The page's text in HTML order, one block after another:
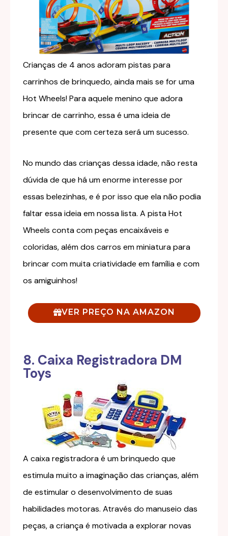
Crianças de 4 anos adoram pistas para
carrinhos de brinquedo, ainda mais se for uma
Hot Wheels! Para aquele menino que adora
brincar de carrinho, essa é uma ideia de
presente que com certeza será um sucesso.
No mundo das crianças dessa idade, não resta
dúvida de que há um enorme interesse por
essas belezinhas, e é por isso que ela não podia
faltar essa ideia em nossa lista. A pista Hot
Wheels conta com peças encaixáveis e
coloridas, além dos carros em miniatura para
brincar com muita criatividade em família e com
os amiguinhos!
VER PREÇO NA AMAZON
8. Caixa Registradora DM
Toys
A caixa registradora é um brinquedo que
estimula muito a imaginação das crianças, além
de estimular o desenvolvimento de suas
habilidades motoras. Através do manuseio das
peças, a criança é motivada a explorar novas